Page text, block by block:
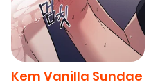
Kem Vanilla Sundae